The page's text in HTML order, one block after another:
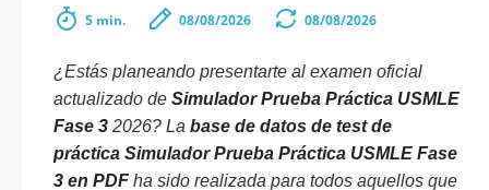
5 min. 08/08/2026 08/08/2026
¿Estás planeando presentarte al examen oficial
actualizado de Simulador Prueba Práctica USMLE
Fase 3 2026? La base de datos de test de
práctica Simulador Prueba Práctica USMLE Fase
3 en PDF ha sido realizada para todos aquellos que